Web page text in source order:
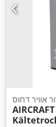
AIRCRAFT